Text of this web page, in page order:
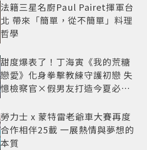
法籍三星名廚Paul Pairet揮軍台
北 帶來「簡單，從不簡單」料理
哲學
甜度爆表了！丁海寅《我的荒糖
戀愛》化身拳擊教練守護初戀 失
憶檢察官×假男友打造今夏必看
勞力士 x 蒙特雷老爺車大賽再度
合作相伴25載 一展熱情與夢想的
本質